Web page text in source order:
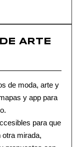
ARTE
de moda, arte y
y app para
para que
mirada,